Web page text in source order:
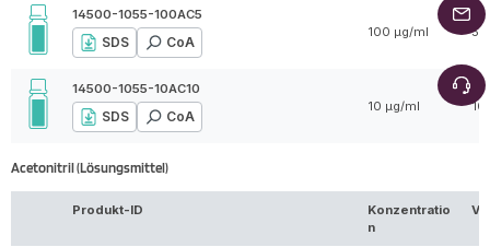
14500-1055-100AC5
SDS CoA
100 µg/ml 5
14500-1055-10AC10
SDS CoA
10 µg/ml 10
Acetonitril (Lösungsmittel)
Produkt-ID
Konzentratio
n